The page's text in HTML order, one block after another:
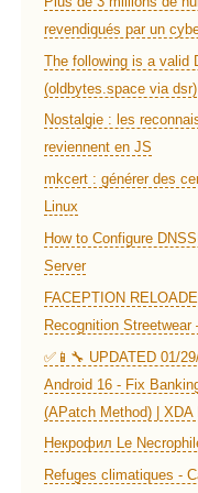
revendiqués par un
The following is a valid
(oldbytes.space via dsr)
Nostalgie : les
reviennent en JS
mkcert : générer des
Linux
How to Configure
Server
FACEPTION
Recognition
✅📱🔧 UPDATED 01/
Android 16 - Fix
(APatch Method) | XDA
Некрофил Le
Refuges climatiques -